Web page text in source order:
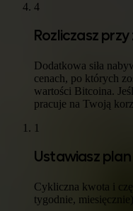
4
Rozliczasz
Dodatkowa siła
cenach, po których
wartości Bitcoina.
pracuje na Twoją
1
Ustawiasz plan
Cykliczna kwota i
tygodnie,